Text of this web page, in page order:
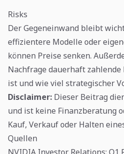
Risks
Der Gegeneinwand bleibt
effizientere Modelle oder
können Preise senken.
Nachfrage dauerhaft zahlende
ist und wie viel strategischer
Disclaimer: Dieser Beitrag
und ist keine Finanzberatung
Kauf, Verkauf oder Halten
Quellen